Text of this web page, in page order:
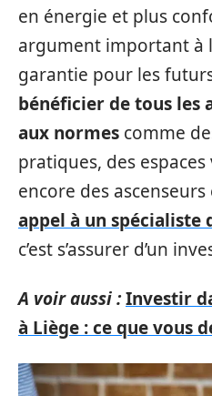
en énergie et plus
argument important à
garantie pour les
bénéficier de tous les
aux normes comme
pratiques, des
encore des ascenseurs
appel à un spécialiste
c’est s’assurer d’un
A voir aussi :Investir
à Liège : ce que vous